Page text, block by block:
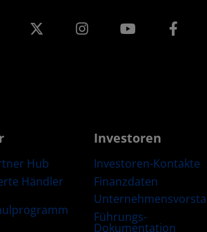
LinkedIn Instagram
Hub
Händler
Investoren
Investoren-Kontakte
Finanzdaten
Führungs-
Dokumentation